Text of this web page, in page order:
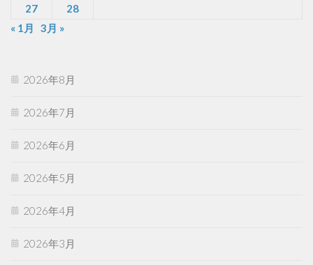
27
28
« 1月
3月 »
2026年8月
2026年7月
2026年6月
2026年5月
2026年4月
2026年3月